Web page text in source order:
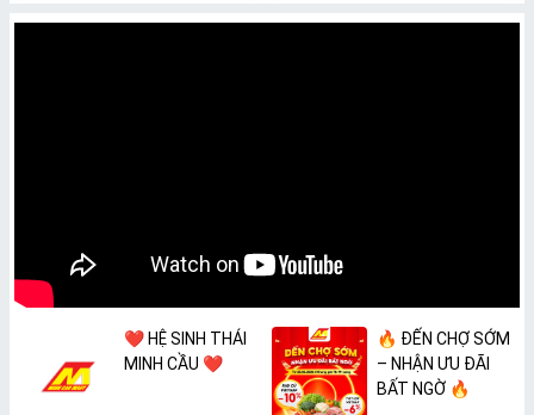
❤️ HỆ SINH THÁI
MINH CẦU ❤️
🔥 ĐẾN CHỢ SỚM
– NHẬN ƯU ĐÃI
BẤT NGỜ 🔥